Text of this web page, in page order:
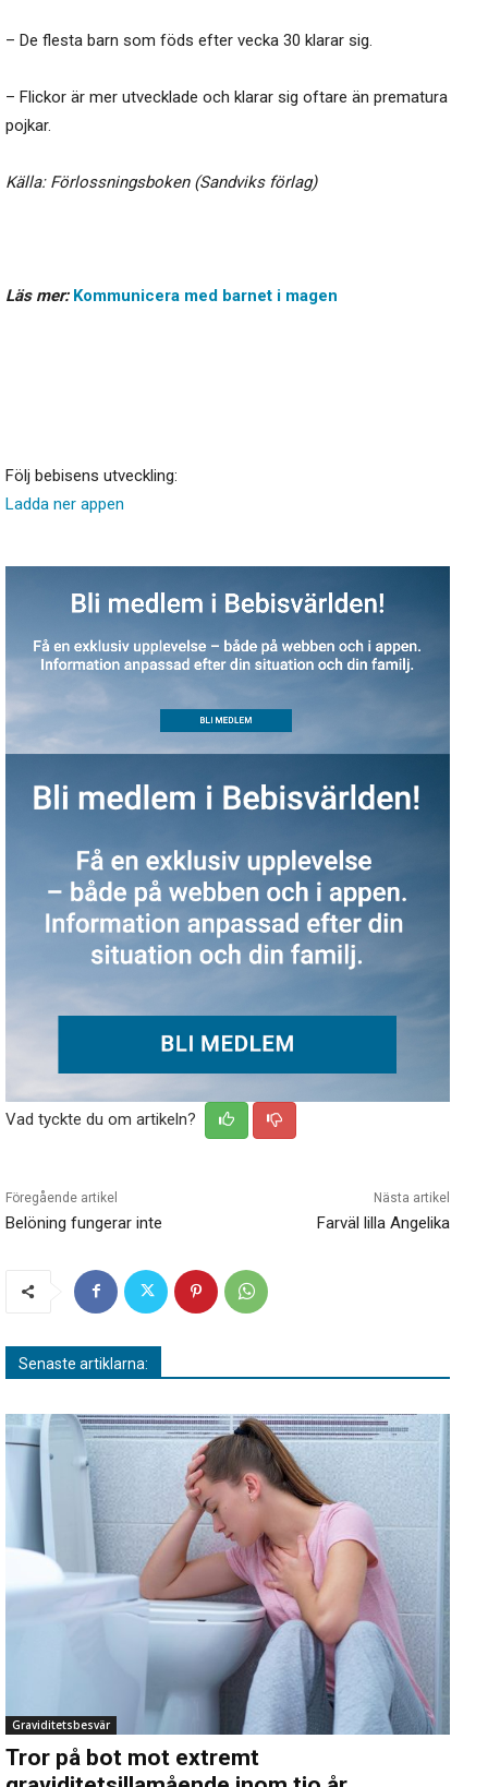
– De flesta barn som föds efter vecka 30 klarar sig.
– Flickor är mer utvecklade och klarar sig oftare än prematura
pojkar.
Källa: Förlossningsboken (Sandviks förlag)
Läs mer: Kommunicera med barnet i magen
Följ bebisens utveckling:
Ladda ner appen
Vad tyckte du om artikeln?
Föregående artikel
Belöning fungerar inte
Nästa artikel
Farväl lilla Angelika
Senaste artiklarna:
Graviditetsbesvär
Tror på bot mot extremt